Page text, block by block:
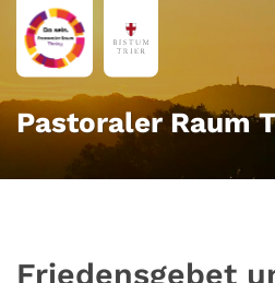
Zum Inhalt springen
Pastoraler Raum
Friedensgebet